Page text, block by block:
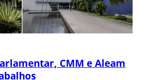
CMM e Aleam